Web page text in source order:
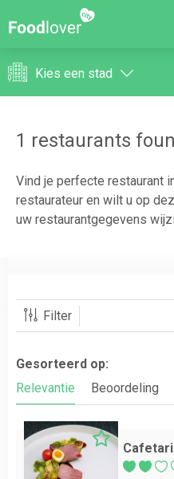
Kies een stad
1 restaurants
Vind je perfecte restaurant
restaurateur en wilt u op
uw restaurantgegevens
Filter
Gesorteerd op:
Relevantie
Beoordeling